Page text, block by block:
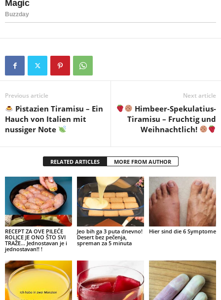
Previous article
Pistazien Tiramisu – Ein
Hauch von Italien mit
nussiger Note
Next article
Himbeer-Spekulatius-
Tiramisu – Fruchtig und
Weihnachtlich!
RELATED ARTICLES MORE FROM AUTHOR
RECEPT ZA OVE PILEĆE
ROLICE JE ONO ŠTO SVI
TRAŽE… Jednostavan je i
jednostavan!! !
Jeo bih ga 3 puta dnevno!
Desert bez pečenja,
spreman za 5 minuta
Hier sind die 6 Symptome